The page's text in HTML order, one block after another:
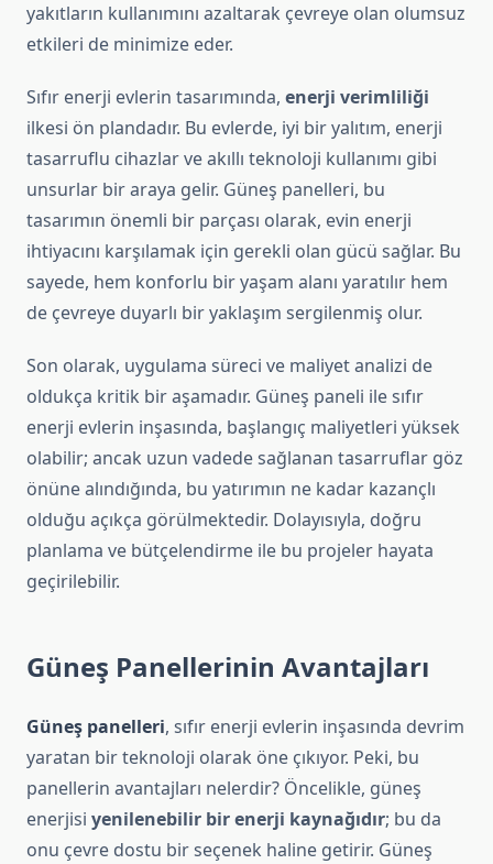
yakıtların kullanımını azaltarak çevreye olan olumsuz
etkileri de minimize eder.
Sıfır enerji evlerin tasarımında, enerji verimliliği
ilkesi ön plandadır. Bu evlerde, iyi bir yalıtım, enerji
tasarruflu cihazlar ve akıllı teknoloji kullanımı gibi
unsurlar bir araya gelir. Güneş panelleri, bu
tasarımın önemli bir parçası olarak, evin enerji
ihtiyacını karşılamak için gerekli olan gücü sağlar. Bu
sayede, hem konforlu bir yaşam alanı yaratılır hem
de çevreye duyarlı bir yaklaşım sergilenmiş olur.
Son olarak, uygulama süreci ve maliyet analizi de
oldukça kritik bir aşamadır. Güneş paneli ile sıfır
enerji evlerin inşasında, başlangıç maliyetleri yüksek
olabilir; ancak uzun vadede sağlanan tasarruflar göz
önüne alındığında, bu yatırımın ne kadar kazançlı
olduğu açıkça görülmektedir. Dolayısıyla, doğru
planlama ve bütçelendirme ile bu projeler hayata
geçirilebilir.
Güneş Panellerinin Avantajları
Güneş panelleri, sıfır enerji evlerin inşasında devrim
yaratan bir teknoloji olarak öne çıkıyor. Peki, bu
panellerin avantajları nelerdir? Öncelikle, güneş
enerjisi yenilenebilir bir enerji kaynağıdır; bu da
onu çevre dostu bir seçenek haline getirir. Güneş